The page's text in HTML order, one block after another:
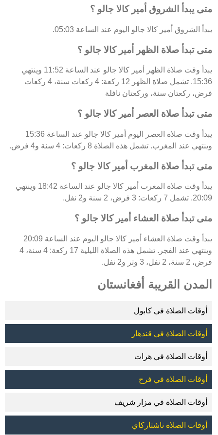
متى يبدأ الشروق أمير كالا جالو ؟
يبدأ الشروق أمير كالا جالو اليوم عند الساعة 05:03.
متى تبدأ صلاة الظهر أمير كالا جالو ؟
يبدأ وقت صلاة الظهر أمير كالا جالو عند الساعة 11:52 وينتهي
15:36. تشمل صلاة الظهر 12 ركعة: 4 ركعات سنة، 4 ركعات
فرض، ركعتان سنة، وركعتان نافلة
متى تبدأ صلاة العصر أمير كالا جالو ؟
يبدأ وقت صلاة العصر اليوم أمير كالا جالو عند الساعة 15:36
وينتهي عند المغرب. تشمل هذه الصلاة 8 ركعات: 4 سنة و4 فرض.
متى تبدأ صلاة المغرب أمير كالا جالو ؟
يبدأ وقت صلاة المغرب أمير كالا جالو عند الساعة 18:42 وينتهي
20:09. تشمل 7 ركعات: 3 فرض، 2 سنة و2 نفل.
متى تبدأ صلاة العشاء أمير كالا جالو ؟
يبدأ وقت صلاة العشاء أمير كالا جالو اليوم عند الساعة 20:09
وينتهي عند الفجر. تشمل هذه الصلاة الليلية 17 ركعة: 4 سنة، 4
فرض، 2 سنة، 2 نفل، 3 وتر و2 نفل.
المدن القريبة أفغانستان
أوقات الصلاة في كابول
أوقات الصلاة في قندهار
أوقات الصلاة في هرات
أوقات الصلاة في فرح
أوقات الصلاة في مزار شريف
أوقات الصلاة ناشتاركاي